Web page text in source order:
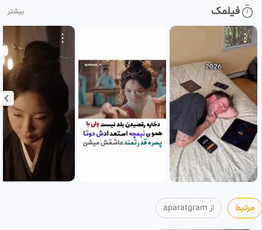
33
HD
0:38:27
سریال پاکستانی همراهی _
قسمت 33_ زیرنویس فارسی
aparatgram
۱ هفته پیش
0:39:49 HD
سریال پاکستانی همراهی _
قسمت 34_ زیرنویس فارسی
aparatgram
36
0:39:19 HD
سریال پاکستانی همراهی _
فیلمک بیشتر
مرتبط از aparatgram